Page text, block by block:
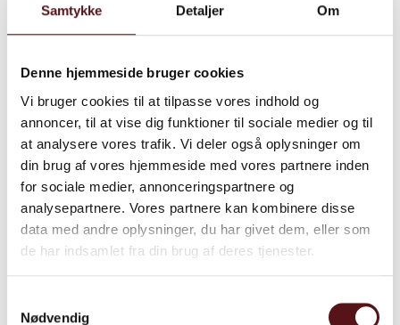
Samtykke Detaljer Om
Denne hjemmeside bruger cookies
Vi bruger cookies til at tilpasse vores indhold og
annoncer, til at vise dig funktioner til sociale medier og til
at analysere vores trafik. Vi deler også oplysninger om
din brug af vores hjemmeside med vores partnere inden
for sociale medier, annonceringspartnere og
analysepartnere. Vores partnere kan kombinere disse
data med andre oplysninger, du har givet dem, eller som
de har indsamlet fra din brug af deres tjenester.
Nødvendig
Uddannelse er ikke bare viden
– det er et redskab til at skabe
reel forandring i hverdagen.
Hos CreceaJoblife tager
vores uddannelser
udgangspunkt i virkelige
arbejdssituationer, så I får
konkrete værktøjer, der kan
anvendes med det samme.
Uanset om I ønsker at styrke
samarbejdet eller arbejde